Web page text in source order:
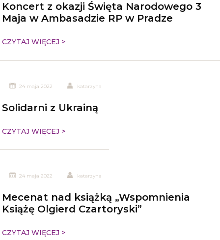
Koncert z okazji Święta Narodowego 3
Maja w Ambasadzie RP w Pradze
CZYTAJ WIĘCEJ >
24 maja 2022 katarzyna
Solidarni z Ukrainą
CZYTAJ WIĘCEJ >
24 maja 2022 katarzyna
Mecenat nad książką „Wspomnienia
Książę Olgierd Czartoryski”
CZYTAJ WIĘCEJ >